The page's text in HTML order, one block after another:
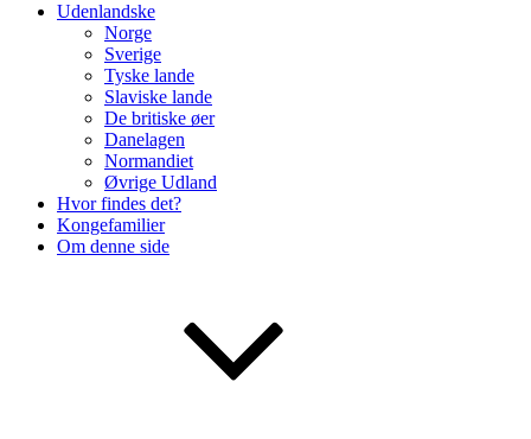
Udenlandske
Norge
Sverige
Tyske lande
Slaviske lande
De britiske øer
Danelagen
Normandiet
Øvrige Udland
Hvor findes det?
Kongefamilier
Om denne side